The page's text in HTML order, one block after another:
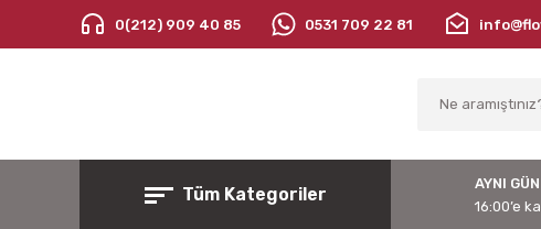
0(212) 909 40 85 0531 709 22 81
Tüm Kategoriler
AYNI
16:00’e